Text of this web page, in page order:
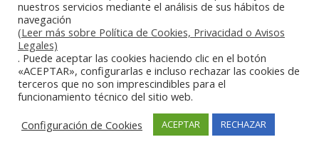
COCINAS PROFESIONALES • MOBILIARIO • ENCIMERAS •
REVESTIMIENTOS • ESTRUCTURAS • ELEMENTOS
DECORATIVOS ACERO INOXIDABLE
COCINAS PROFESIONALES A MEDIDA PERSONALIZADAS PARA
PARTICULARES
COCINAS PROFESIONALES ACERO INOXIDABLE
COCINAS PROFESIONALES HORECA
COCINAS PROFESIONALES HOSTELERÍA MADRID
nuestros servicios mediante el análisis de sus hábitos de
navegación
(Leer más sobre Política de Cookies, Privacidad o Avisos
Legales)
. Puede aceptar las cookies haciendo clic en el botón
«ACEPTAR», configurarlas e incluso rechazar las cookies de
terceros que no son imprescindibles para el
funcionamiento técnico del sitio web.
Configuración de Cookies
ACEPTAR RECHAZAR